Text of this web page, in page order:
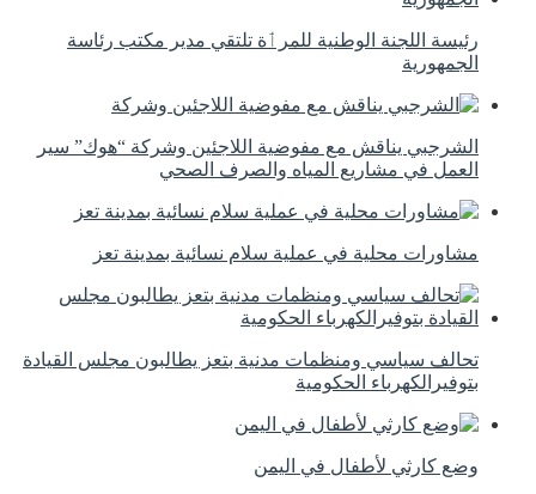
رئيسة اللجنة الوطنية للمرٲة تلتقي مدير مكتب رئاسة
الجمهورية
الشرجبي يناقش مع مفوضية اللاجئين وشركة “هوك” سير
العمل في مشاريع المياه والصرف الصحي
مشاورات محلية في عملية سلام نسائية بمدينة تعز
تحالف سياسي ومنظمات مدنية بتعز يطالبون مجلس القيادة
بتوفيرالكهرباء الحكومية
وضع كارثي لأطفال في اليمن